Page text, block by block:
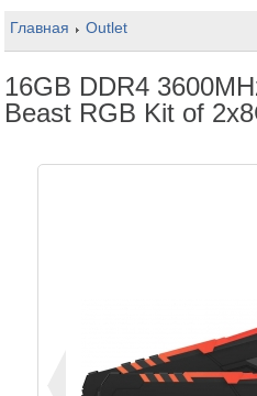
Главная Outlet
16GB DDR4
Beast RGB Kit of